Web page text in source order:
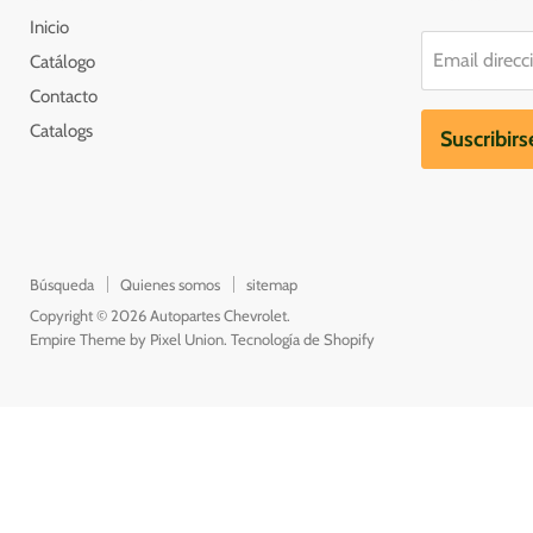
Inicio
Catálogo
Contacto
Catalogs
Email
Búsqueda Quienes somos
sitemap
Copyright © 2026 Autopartes Chevrolet.
Empire Theme by Pixel Union. Tecnología de Shopify